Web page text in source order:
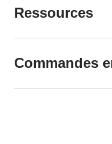
Ressources
Commandes